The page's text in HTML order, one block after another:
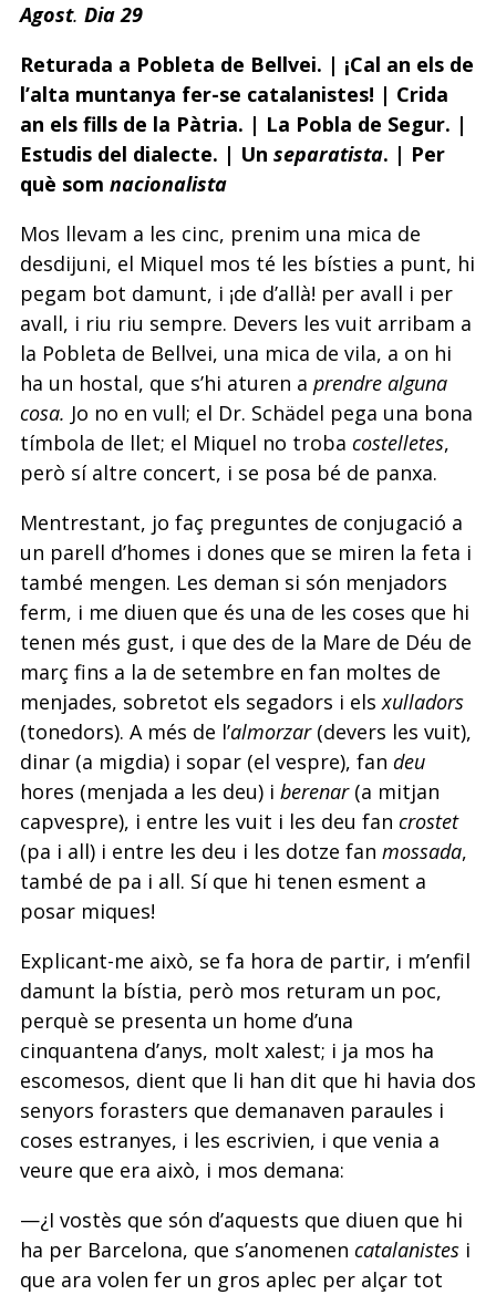
Agost. Dia 29
Returada a Pobleta de Bellvei. | ¡Cal an els de
l’alta muntanya fer-se catalanistes! | Crida
an els fills de la Pàtria. | La Pobla de Segur. |
Estudis del dialecte. | Un separatista. | Per
què som nacionalista
Mos llevam a les cinc, prenim una mica de
desdijuni, el Miquel mos té les bísties a punt, hi
pegam bot damunt, i ¡de d’allà! per avall i per
avall, i riu riu sempre. Devers les vuit arribam a
la Pobleta de Bellvei, una mica de vila, a on hi
ha un hostal, que s’hi aturen a prendre alguna
cosa. Jo no en vull; el Dr. Schädel pega una bona
tímbola de llet; el Miquel no troba costelletes,
però sí altre concert, i se posa bé de panxa.
Mentrestant, jo faç preguntes de conjugació a
un parell d’homes i dones que se miren la feta i
també mengen. Les deman si són menjadors
ferm, i me diuen que és una de les coses que hi
tenen més gust, i que des de la Mare de Déu de
març fins a la de setembre en fan moltes de
menjades, sobretot els segadors i elsxulladors
(tonedors). A més de l’almorzar (devers les vuit),
dinar (a migdia) i sopar (el vespre), fan deu
hores (menjada a les deu) i berenar (a mitjan
capvespre), i entre les vuit i les deu fan crostet
(pa i all) i entre les deu i les dotze fan mossada,
també de pa i all. Sí que hi tenen esment a
posar miques!
Explicant-me això, se fa hora de partir, i m’enfil
damunt la bístia, però mos returam un poc,
perquè se presenta un home d’una
cinquantena d’anys, molt xalest; i ja mos ha
escomesos, dient que li han dit que hi havia dos
senyors forasters que demanaven paraules i
coses estranyes, i les escrivien, i que venia a
veure que era això, i mos demana:
—¿I vostès que són d’aquests que diuen que hi
ha per Barcelona, que s’anomenen catalanistes i
que ara volen fer un gros aplec per alçar tot